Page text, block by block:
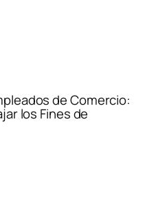
de Comercio:
los Fines de